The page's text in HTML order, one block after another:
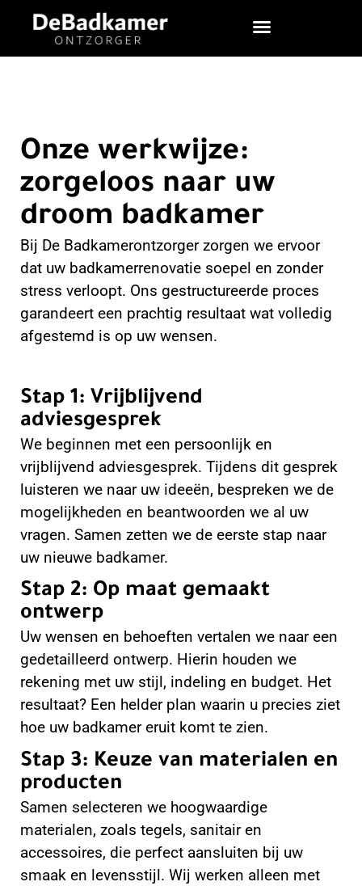
Onze werkwijze:
zorgeloos naar uw
droom badkamer
Bij De Badkamerontzorger zorgen we ervoor
dat uw badkamerrenovatie soepel en zonder
stress verloopt. Ons gestructureerde proces
garandeert een prachtig resultaat wat volledig
afgestemd is op uw wensen.
Stap 1: Vrijblijvend
adviesgesprek
We beginnen met een persoonlijk en
vrijblijvend adviesgesprek. Tijdens dit gesprek
luisteren we naar uw ideeën, bespreken we de
mogelijkheden en beantwoorden we al uw
vragen. Samen zetten we de eerste stap naar
uw nieuwe badkamer.
Stap 2: Op maat gemaakt
ontwerp
Uw wensen en behoeften vertalen we naar een
gedetailleerd ontwerp. Hierin houden we
rekening met uw stijl, indeling en budget. Het
resultaat? Een helder plan waarin u precies ziet
hoe uw badkamer eruit komt te zien.
Stap 3: Keuze van materialen en
producten
Samen selecteren we hoogwaardige
materialen, zoals tegels, sanitair en
accessoires, die perfect aansluiten bij uw
smaak en levensstijl. Wij werken alleen met